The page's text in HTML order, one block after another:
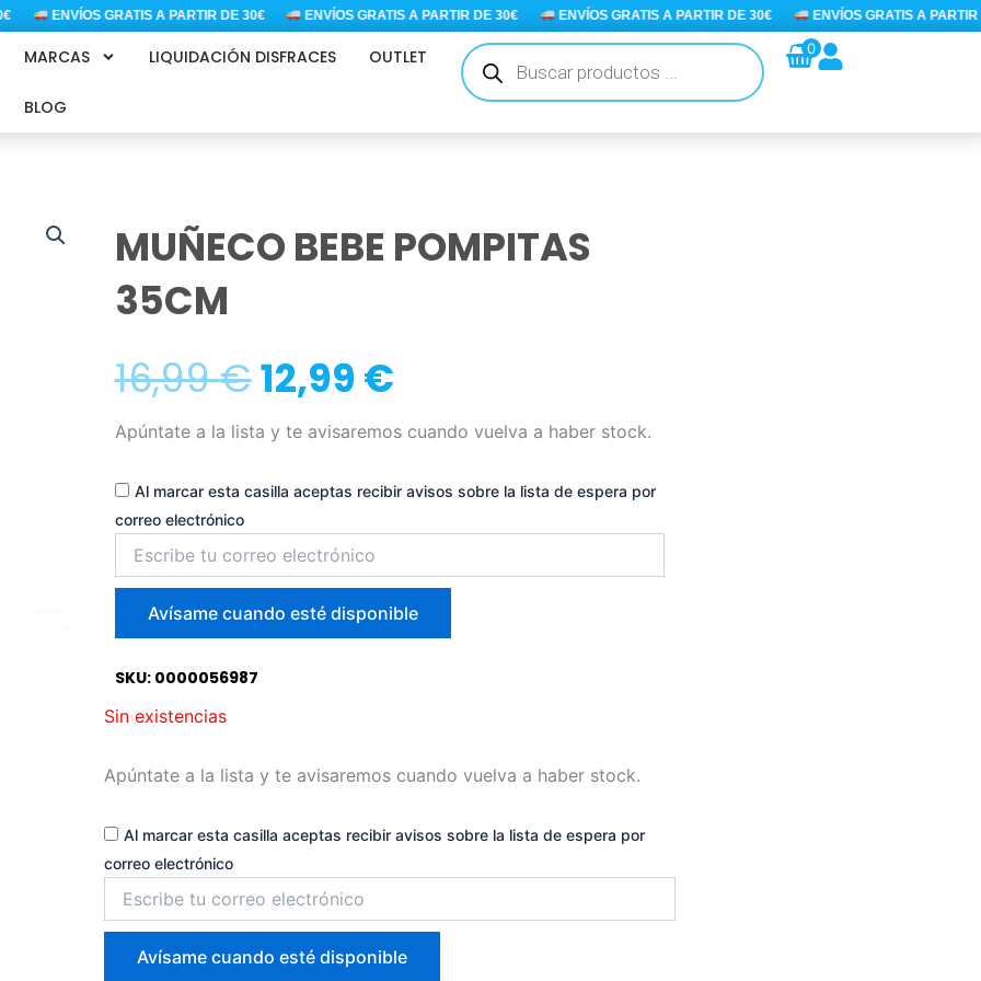
ENVÍOS GRATIS A PARTIR DE 30€ ENVÍOS GRATIS A PARTIR DE 30€ ENVÍOS GRATIS A PARTIR DE 30€ ENVÍOS GRATIS A PARTIR
MARCAS LIQUIDACIÓN DISFRACES OUTLET
BLOG
Búsqueda
de
productos
0
MUÑECO BEBE POMPITAS
35CM
16,99€El
precio
original
era:
16,99 €.
12,99 €El
precio
actual
es:
12,99 €.
Apúntate a la lista y te avisaremos cuando vuelva a haber stock.
Al marcar esta casilla aceptas recibir avisos sobre la lista de espera por
correo electrónico
correo
la
de
Avísame cuando esté disponible
SKU: 0000056987
Sin existencias
Apúntate a la lista y te avisaremos cuando vuelva a haber stock.
Al marcar esta casilla aceptas recibir avisos sobre la lista de espera por
correo electrónico
correo
Avísame cuando esté disponible